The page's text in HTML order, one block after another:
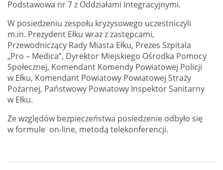
Podstawowa nr 7 z Oddziałami Integracyjnymi.
W posiedzeniu zespołu kryzysowego uczestniczyli
m.in. Prezydent Ełku wraz z zastępcami,
Przewodniczący Rady Miasta Ełku, Prezes Szpitala
„Pro – Medica”, Dyrektor Miejskiego Ośrodka Pomocy
Społecznej, Komendant Komendy Powiatowej Policji
w Ełku, Komendant Powiatowy Powiatowej Straży
Pożarnej, Państwowy Powiatowy Inspektor Sanitarny
w Ełku.
Ze względów bezpieczeństwa posiedzenie odbyło się
w formule on-line, metodą telekonferencji.